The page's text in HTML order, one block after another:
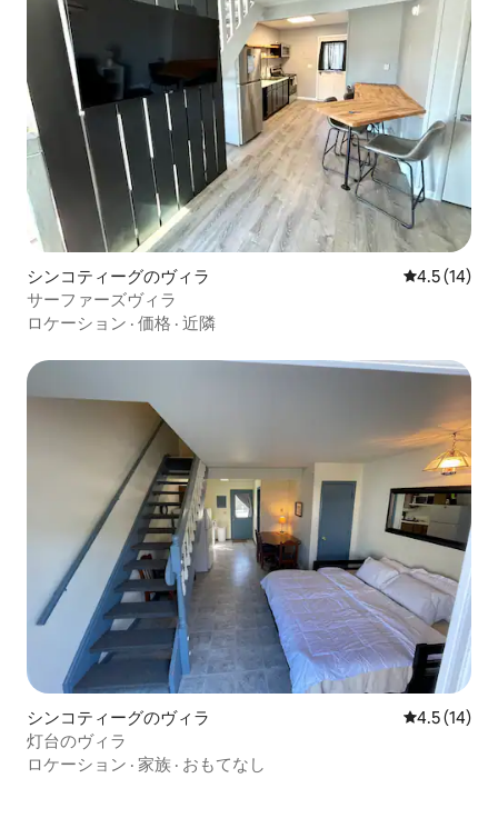
シンコティーグのヴィラ レビュー14
4.5 (14)
サーファーズヴィラ
ロケーション · 価格 · 近隣
シンコティーグのヴィラ レビュー14
4.5 (14)
灯台のヴィラ
ロケーション · 家族 · おもてなし